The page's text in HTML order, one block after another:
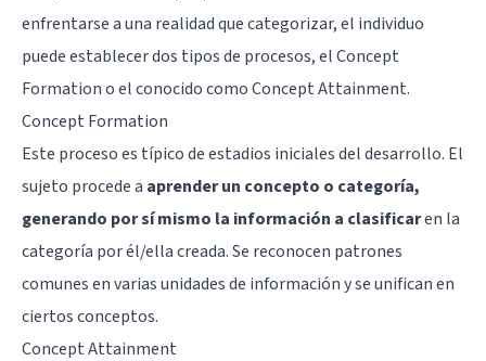
enfrentarse a una realidad que categorizar, el individuo
puede establecer dos tipos de procesos, el Concept
Formation o el conocido como Concept Attainment.
Concept Formation
Este proceso es típico de estadios iniciales del desarrollo. El
sujeto procede a aprender un concepto o categoría,
generando por sí mismo la información a clasificaren la
categoría por él/ella creada. Se reconocen patrones
comunes en varias unidades de información y se unifican en
ciertos conceptos.
Concept Attainment